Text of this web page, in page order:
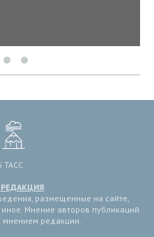
ТАСС
РЕДАКЦИЯ
размещенные на сайте,
Мнение авторов публикаций
мнением редакции.